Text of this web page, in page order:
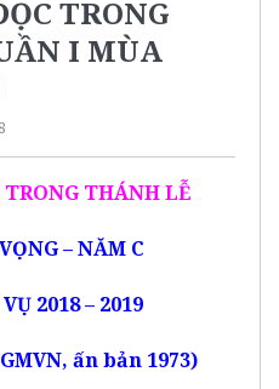
TRONG
I MÙA
THÁNH LỄ
– NĂM C
2018 – 2019
ấn bản 1973)